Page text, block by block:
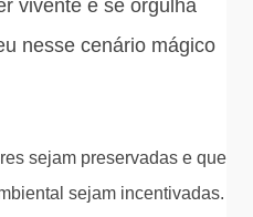
vivente e se orgulha
nesse cenário mágico
sejam preservadas e que
sejam incentivadas.